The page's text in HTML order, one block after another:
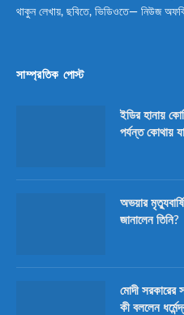
থাকুন লেখায়, ছবিতে, ভিডিওতে— নিউজ
সাম্প্রতিক পোস্ট
ইডির হানায়
পর্যন্ত কোথায়
অভয়ার
জানালেন তিনি?
মোদী সরকারের
কী বললেন